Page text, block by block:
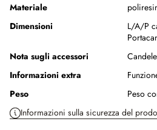
Materiale
Dimensioni
L/A/P
Nota sugli accessori
Informazioni extra
Peso
Peso
Informazioni sulla sicurezza del